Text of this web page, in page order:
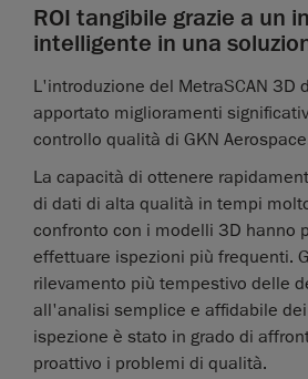
ROI tangibile grazie a un
intelligente in una
L'introduzione del MetraSCAN 3D
apportato miglioramenti
controllo qualità di GKN
La capacità di ottenere
di dati di alta qualità in tempi
confronto con i modelli 3D hanno
effettuare ispezioni più frequenti.
rilevamento più tempestivo delle
all'analisi semplice e affidabile
ispezione è stato in grado di
proattivo i problemi di qualità.